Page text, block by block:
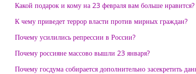
Какой подарок и кому на 23 февраля вам больше нравится?
К чему приведет террор власти против мирных граждан?
Почему усилились репрессии в России?
Почему россияне массово вышли 23 января?
Почему госдума собирается дополнительно засекретить